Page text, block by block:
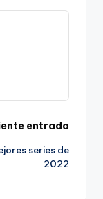
entrada
series de
2022